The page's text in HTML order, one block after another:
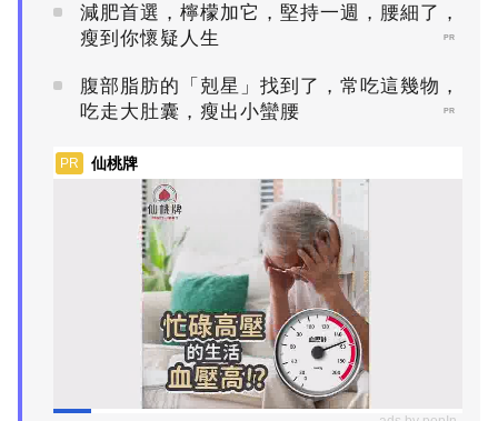
減肥首選，檸檬加它，堅持一週，腰細了，
瘦到你懷疑人生
PR
腹部脂肪的「剋星」找到了，常吃這幾物，
吃走大肚囊，瘦出小蠻腰
PR
PR 仙桃牌